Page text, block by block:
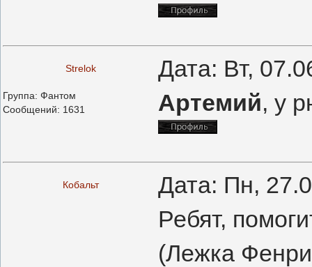
Strelok Дата: Вт,
Группа: Фантом
Сообщений: 1631 Артемий, у
Кобальт Дата: Пн,
Ребят,
(Лежка